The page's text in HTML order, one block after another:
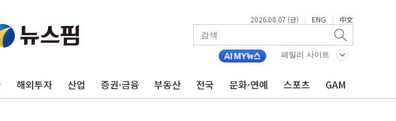
2026.08.07 (금) | ENG | 中文
패밀리 사이트
해외투자 산업 증권·금융 부동산 전국 문화·연예 스포츠 GAM
한전, 한전기술지주 출범…에너지 유니콘기업 본격 육성
SK하이닉스, 용인·청주에 54조 투자…D램·낸드 동시 증설